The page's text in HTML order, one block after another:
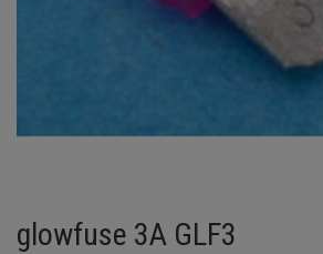
glowfuse 3A GLF3